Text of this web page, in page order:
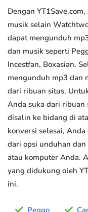
Dengan
musik selain
dapat mengunduh
dan musik seperti
Incestfan, Boxasian.
mengunduh mp3 dan
dari ribuan situs.
Anda suka dari ribuan
disalin ke bidang di
konversi selesai,
dari opsi unduhan
atau komputer Anda.
yang didukung oleh
ini.